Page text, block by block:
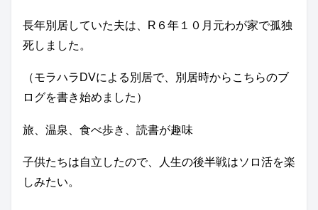
長年別居していた夫は、R６年１０月元わが家で孤独
死しました。
（モラハラDVによる別居で、別居時からこちらのブ
ログを書き始めました）
旅、温泉、食べ歩き、読書が趣味
子供たちは自立したので、人生の後半戦はソロ活を楽
しみたい。